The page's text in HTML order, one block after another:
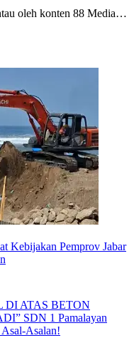
oleh konten 88 Media…
Kebijakan Pemprov Jabar
DI ATAS BETON
SDN 1 Pamalayan
Asalan​!